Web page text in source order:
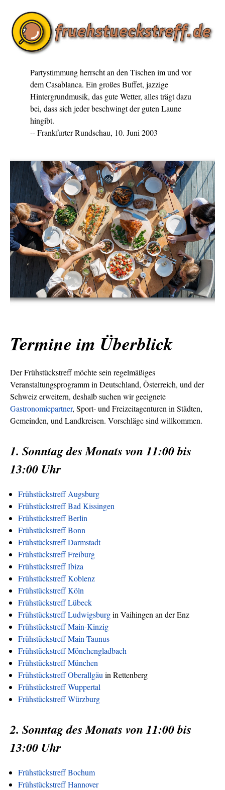
Partystimmung herrscht an den Tischen im und vor
dem Casablanca. Ein großes Buffet, jazzige
Hintergrundmusik, das gute Wetter, alles trägt dazu
bei, dass sich jeder beschwingt der guten Laune
hingibt.
-- Frankfurter Rundschau, 10. Juni 2003
Termine im Überblick
Der Frühstückstreff möchte sein regelmäßiges
Veranstaltungsprogramm in Deutschland, Österreich, und der
Schweiz erweitern, deshalb suchen wir geeignete
Gastronomiepartner, Sport- und Freizeitagenturen in Städten,
Gemeinden, und Landkreisen. Vorschläge sind willkommen.
1. Sonntag des Monats von 11:00 bis
13:00 Uhr
Frühstückstreff Augsburg
Frühstückstreff Bad Kissingen
Frühstückstreff Berlin
Frühstückstreff Bonn
Frühstückstreff Darmstadt
Frühstückstreff Freiburg
Frühstückstreff Ibiza
Frühstückstreff Koblenz
Frühstückstreff Köln
Frühstückstreff Lübeck
Frühstückstreff Ludwigsburgin Vaihingen an der Enz
Frühstückstreff Main-Kinzig
Frühstückstreff Main-Taunus
Frühstückstreff Mönchengladbach
Frühstückstreff München
Frühstückstreff Oberallgäu in Rettenberg
Frühstückstreff Wuppertal
Frühstückstreff Würzburg
2. Sonntag des Monats von 11:00 bis
13:00 Uhr
Frühstückstreff Bochum
Frühstückstreff Hannover